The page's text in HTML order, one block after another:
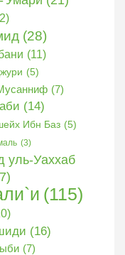
(28)
(11)
(5)
(7)
(14)
Ибн Баз (5)
(3)
уль-Уаххаб
(115)
(16)
(7)